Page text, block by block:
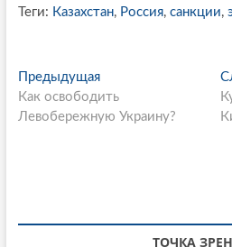
Теги: Казахстан, Россия, санкции,
P
o
a
ПредыдущаяП
р
е
Как освободить
Левобережную Украину?
ТОЧКА